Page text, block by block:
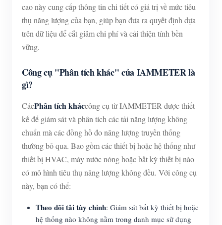
Tự động hóa gia đình
Giám sát năng lượng nhà máy
Video hướng dẫn
Câu hỏi thường gặp
Khám phá
Chương trình khen thưởng
Tiếp xúc
Về chúng tôi
cao này cung cấp thông tin chi tiết có giá trị về mức tiêu
thụ năng lượng của bạn, giúp bạn đưa ra quyết định dựa
trên dữ liệu để cắt giảm chi phí và cải thiện tính bền
vững.
Công cụ "Phân tích khác" của IAMMETER là
gì?
CácPhân tích kháccông cụ từ IAMMETER được thiết
kế để giám sát và phân tích các tải năng lượng không
chuẩn mà các đồng hồ đo năng lượng truyền thống
thường bỏ qua. Bao gồm các thiết bị hoặc hệ thống như
thiết bị HVAC, máy nước nóng hoặc bất kỳ thiết bị nào
có mô hình tiêu thụ năng lượng không đều. Với công cụ
này, bạn có thể:
Theo dõi tải tùy chỉnh: Giám sát bất kỳ thiết bị hoặc
hệ thống nào không nằm trong danh mục sử dụng